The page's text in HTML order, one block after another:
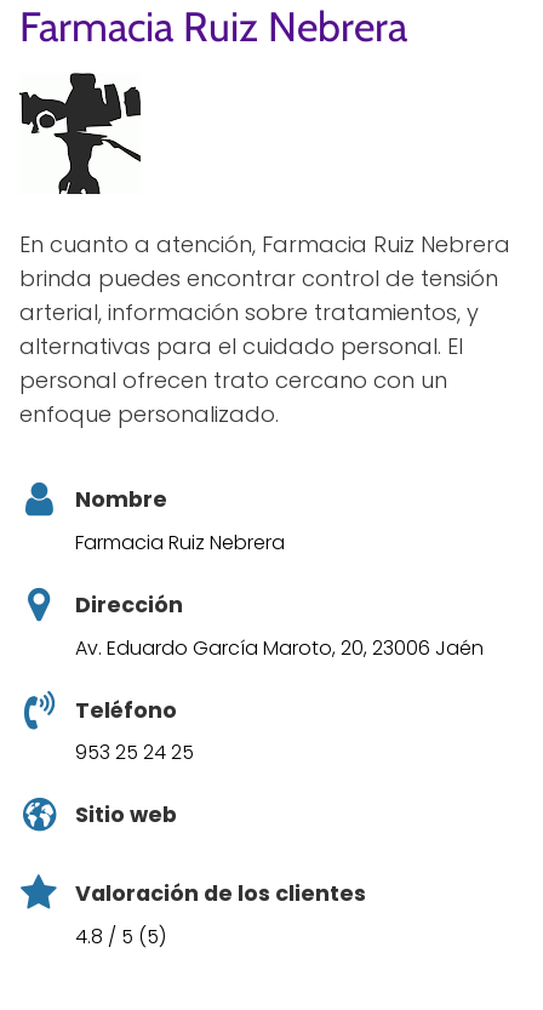
Farmacia Ruiz Nebrera
En cuanto a atención, Farmacia Ruiz Nebrera
brinda puedes encontrar control de tensión
arterial, información sobre tratamientos, y
alternativas para el cuidado personal. El
personal ofrecen trato cercano con un
enfoque personalizado.
Nombre
Farmacia Ruiz Nebrera
Dirección
Av. Eduardo García Maroto, 20, 23006 Jaén
Teléfono
953 25 24 25
Sitio web
Valoración de los clientes
4.8 / 5 (5)